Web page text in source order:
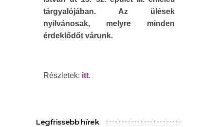
tárgyalójában. Az ülések
nyilvánosak, melyre minden
érdeklődőt várunk.
Részletek: itt.
Legfrissebb hírek